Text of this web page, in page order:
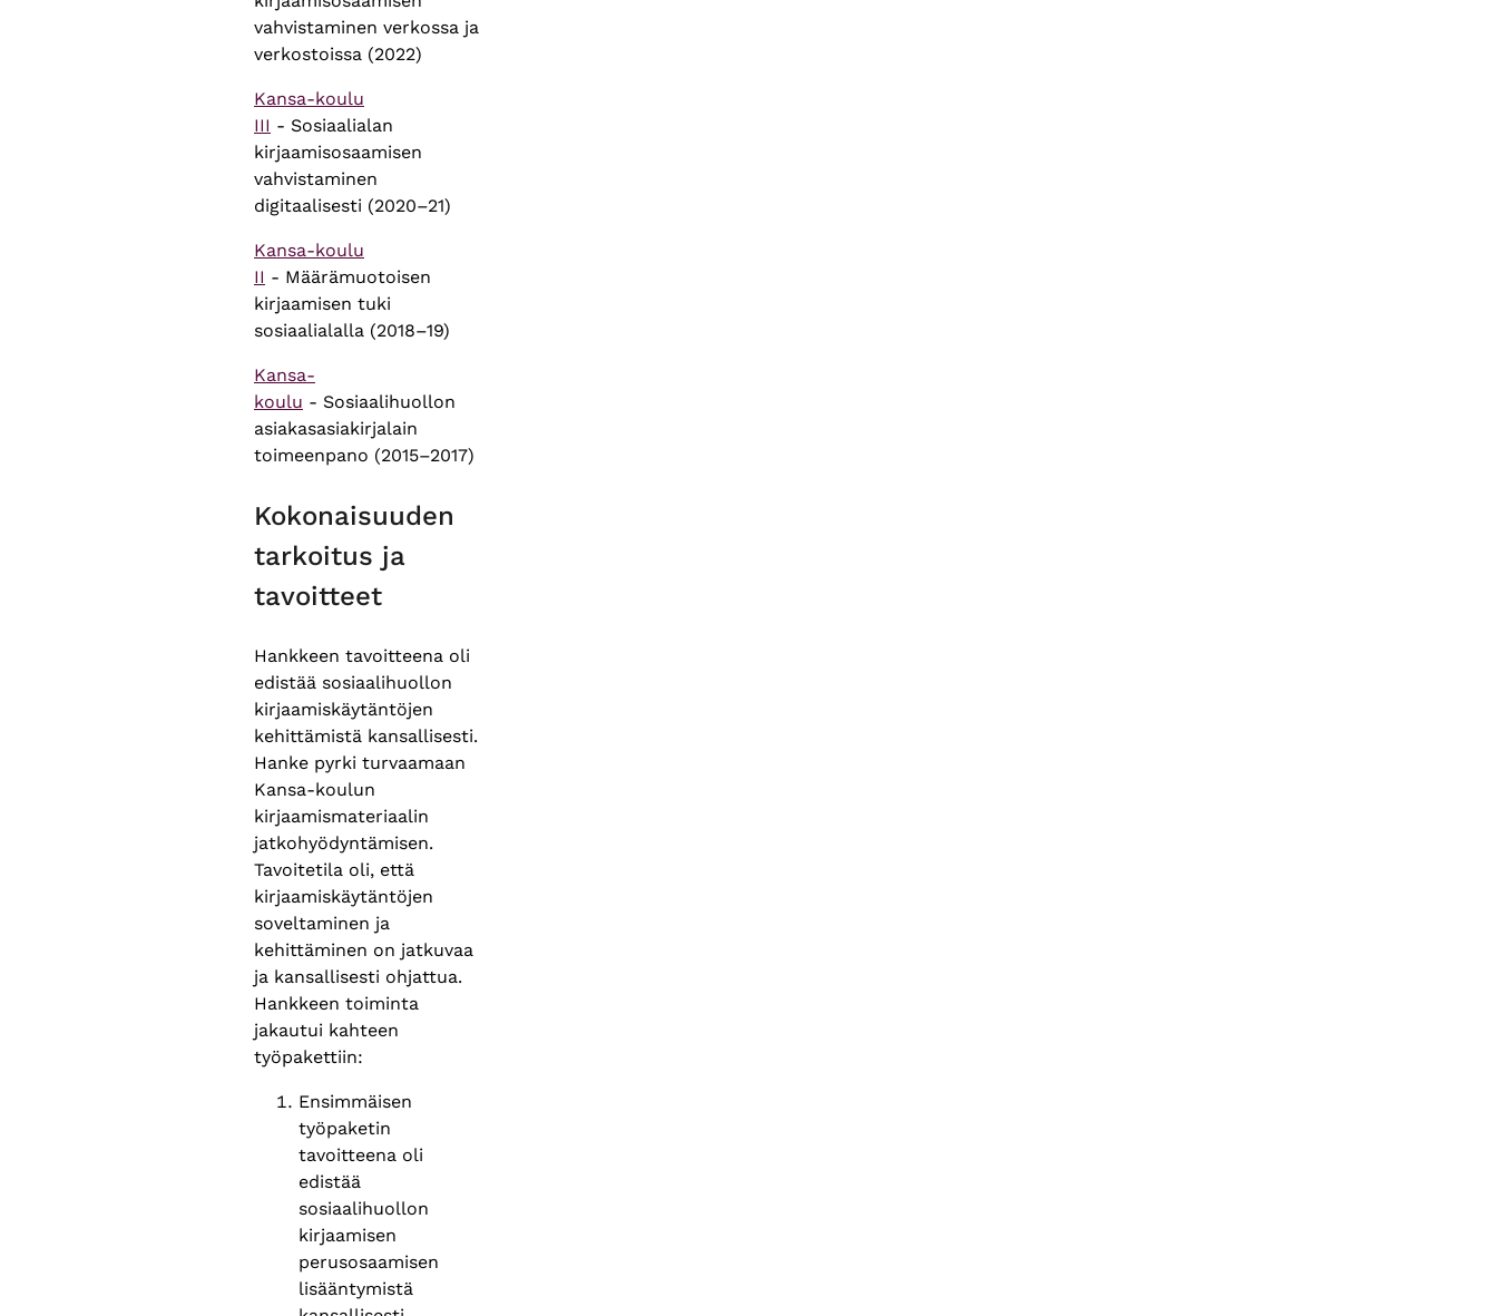
vahvistaminen verkossa ja
verkostoissa (2022)
Kansa-koulu
III - Sosiaalialan
kirjaamisosaamisen
vahvistaminen
digitaalisesti (2020–21)
Kansa-koulu
II - Määrämuotoisen
kirjaamisen tuki
sosiaalialalla (2018–19)
Kansa-
koulu - Sosiaalihuollon
asiakasasiakirjalain
toimeenpano (2015–2017)
Kokonaisuuden
tarkoitus ja
tavoitteet
Hankkeen tavoitteena oli
edistää sosiaalihuollon
kirjaamiskäytäntöjen
kehittämistä kansallisesti.
Hanke pyrki turvaamaan
Kansa-koulun
kirjaamismateriaalin
jatkohyödyntämisen.
Tavoitetila oli, että
kirjaamiskäytäntöjen
soveltaminen ja
kehittäminen on jatkuvaa
ja kansallisesti ohjattua.
Hankkeen toiminta
jakautui kahteen
työpakettiin:
Ensimmäisen
työpaketin
tavoitteena oli
edistää
sosiaalihuollon
kirjaamisen
perusosaamisen
lisääntymistä